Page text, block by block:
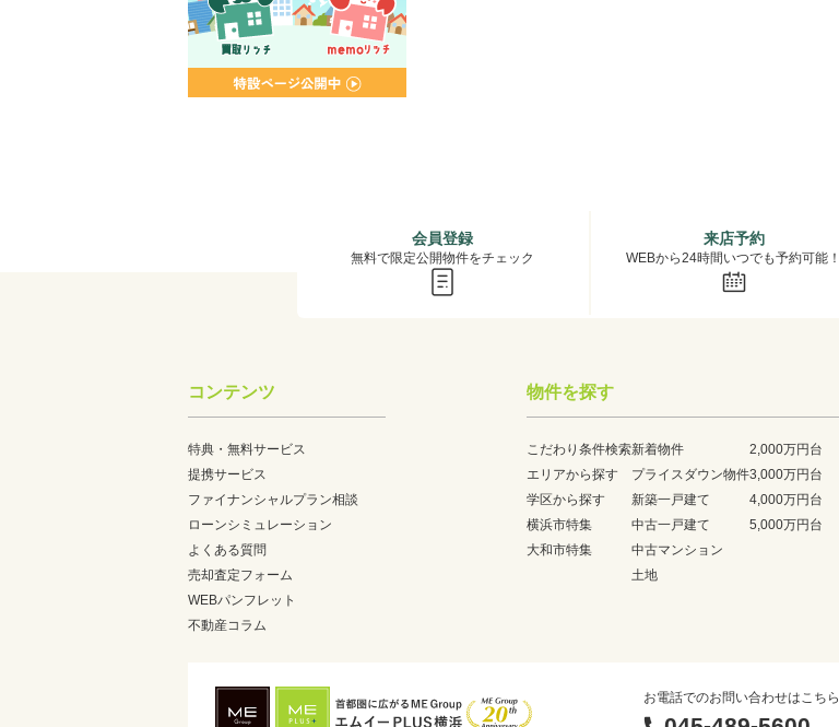
会員登録
無料で限定公開物件をチェック
来店予約
WEBから24時間いつでも予約可能！
コンテンツ
特典・無料サービス
提携サービス
ファイナンシャルプラン相談
ローンシミュレーション
よくある質問
売却査定フォーム
WEBパンフレット
不動産コラム
物件を探す
こだわり条件検索
エリアから探す
学区から探す
横浜市特集
大和市特集
新着物件
プライスダウン物件
新築一戸建て
中古一戸建て
中古マンション
土地
2,000万円台
3,000万円台
4,000万円台
5,000万円台
お電話でのお問い合わせはこちら